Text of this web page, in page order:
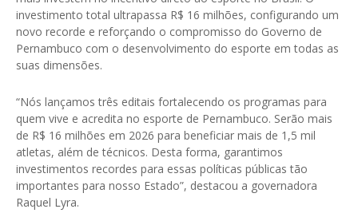
investimento total ultrapassa R$ 16 milhões, configurando um
novo recorde e reforçando o compromisso do Governo de
Pernambuco com o desenvolvimento do esporte em todas as
suas dimensões.
“Nós lançamos três editais fortalecendo os programas para
quem vive e acredita no esporte de Pernambuco. Serão mais
de R$ 16 milhões em 2026 para beneficiar mais de 1,5 mil
atletas, além de técnicos. Desta forma, garantimos
investimentos recordes para essas políticas públicas tão
importantes para nosso Estado”, destacou a governadora
Raquel Lyra.